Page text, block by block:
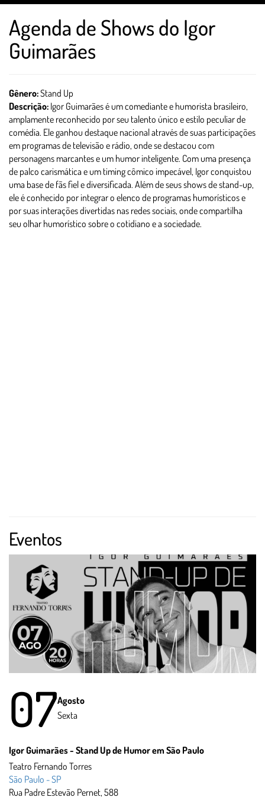
Agenda de Shows do Igor
Guimarães
Gênero:Stand Up
Descrição: Igor Guimarães é um comediante e humorista brasileiro,
amplamente reconhecido por seu talento único e estilo peculiar de
comédia. Ele ganhou destaque nacional através de suas participações
em programas de televisão e rádio, onde se destacou com
personagens marcantes e um humor inteligente. Com uma presença
de palco carismática e um timing cômico impecável, Igor conquistou
uma base de fãs fiel e diversificada. Além de seus shows de stand-up,
ele é conhecido por integrar o elenco de programas humorísticos e
por suas interações divertidas nas redes sociais, onde compartilha
seu olhar humorístico sobre o cotidiano e a sociedade.
Eventos
07Agosto
Sexta
Igor Guimarães - Stand Up de Humor em São Paulo
Teatro Fernando Torres
São Paulo - SP
Rua Padre Estevão Pernet, 588